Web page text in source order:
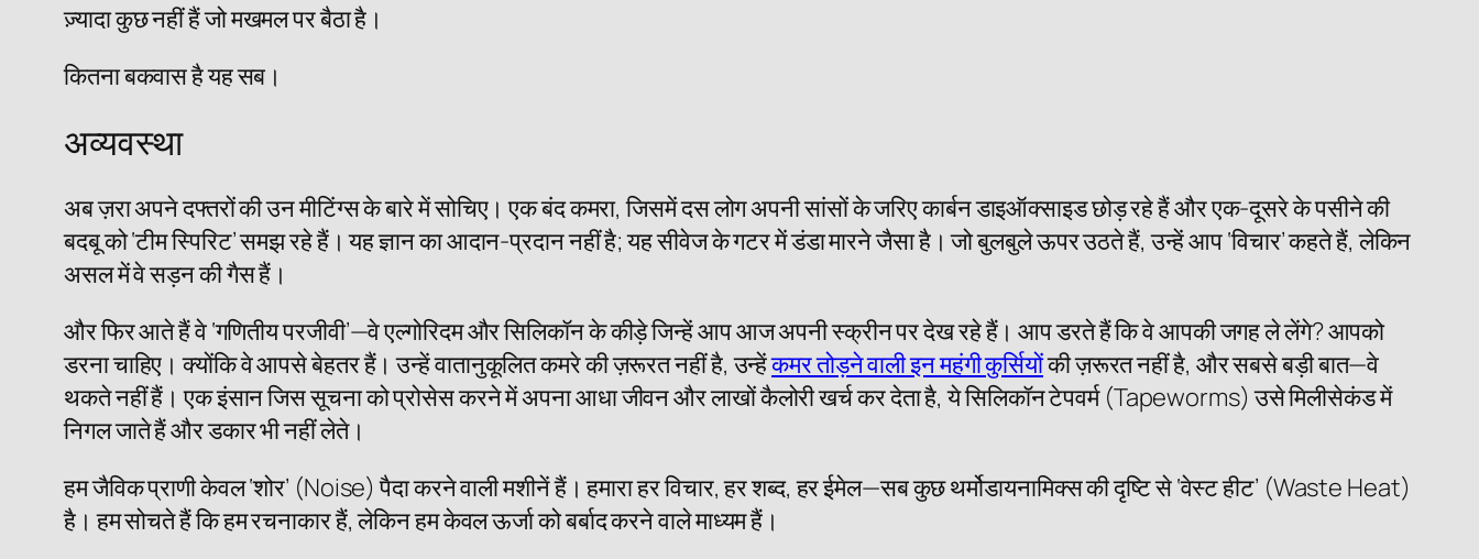
ज़्यादा कुछ नहीं हैं जो मखमल पर बैठा है।
कितना बकवास है यह सब।
अव्यवस्था
अब ज़रा अपने दफ्तरों की उन मीटिंग्स के बारे में सोचिए। एक बंद कमरा, जिसमें दस लोग अपनी सांसों के जरिए कार्बन डाइऑक्साइड छोड़ रहे हैं और एक-दूसरे के पसीने की
बदबू को ‘टीम स्पिरिट’ समझ रहे हैं। यह ज्ञान का आदान-प्रदान नहीं है; यह सीवेज के गटर में डंडा मारने जैसा है। जो बुलबुले ऊपर उठते हैं, उन्हें आप ‘विचार’ कहते हैं, लेकिन
असल में वे सड़न की गैस हैं।
और फिर आते हैं वे ‘गणितीय परजीवी’—वे एल्गोरिदम और सिलिकॉन के कीड़े जिन्हें आप आज अपनी स्क्रीन पर देख रहे हैं। आप डरते हैं कि वे आपकी जगह ले लेंगे? आपको
डरना चाहिए। क्योंकि वे आपसे बेहतर हैं। उन्हें वातानुकूलित कमरे की ज़रूरत नहीं है, उन्हेंकमर तोड़ने वाली इन महंगी कुर्सियोंकी ज़रूरत नहीं है, और सबसे बड़ी बात—वे
थकते नहीं हैं। एक इंसान जिस सूचना को प्रोसेस करने में अपना आधा जीवन और लाखों कैलोरी खर्च कर देता है, ये सिलिकॉन टेपवर्म (Tapeworms) उसे मिलीसेकंड में
निगल जाते हैं और डकार भी नहीं लेते।
हम जैविक प्राणी केवल ‘शोर’ (Noise) पैदा करने वाली मशीनें हैं। हमारा हर विचार, हर शब्द, हर ईमेल—सब कुछ थर्मोडायनामिक्स की दृष्टि से ‘वेस्ट हीट’ (Waste Heat)
है। हम सोचते हैं कि हम रचनाकार हैं, लेकिन हम केवल ऊर्जा को बर्बाद करने वाले माध्यम हैं।